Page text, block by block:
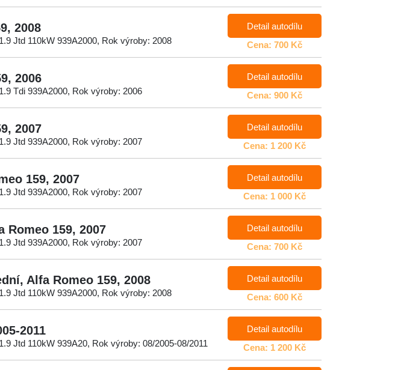
2008
Jtd 110kW 939A2000, Rok výroby: 2008
Detail autodílu
Cena: 700 Kč
2006
Tdi 939A2000, Rok výroby: 2006
Detail autodílu
Cena: 900 Kč
2007
Jtd 939A2000, Rok výroby: 2007
Detail autodílu
Cena: 1 200 Kč
159, 2007
Jtd 939A2000, Rok výroby: 2007
Detail autodílu
Cena: 1 000 Kč
159, 2007
Jtd 939A2000, Rok výroby: 2007
Detail autodílu
Cena: 700 Kč
Alfa Romeo 159, 2008
Jtd 110kW 939A2000, Rok výroby: 2008
Detail autodílu
Cena: 600 Kč
2011
Jtd 110kW 939A20, Rok výroby: 08/2005-08/2011
Detail autodílu
Cena: 1 200 Kč